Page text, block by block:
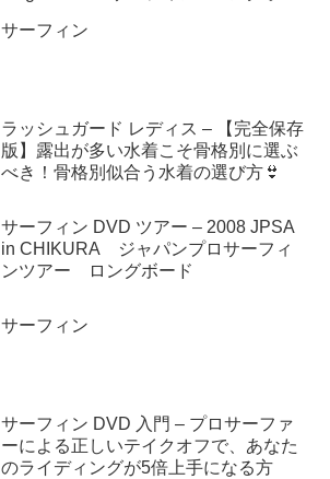
サーフィン
ラッシュガード レディス – 【完全保存
版】露出が多い水着こそ骨格別に選ぶ
べき！骨格別似合う水着の選び方👙
サーフィン DVD ツアー – 2008 JPSA
in CHIKURA ジャパンプロサーフィ
ンツアー ロングボード
サーフィン
サーフィン DVD 入門 – プロサーファ
ーによる正しいテイクオフで、あなた
のライディングが5倍上手になる方